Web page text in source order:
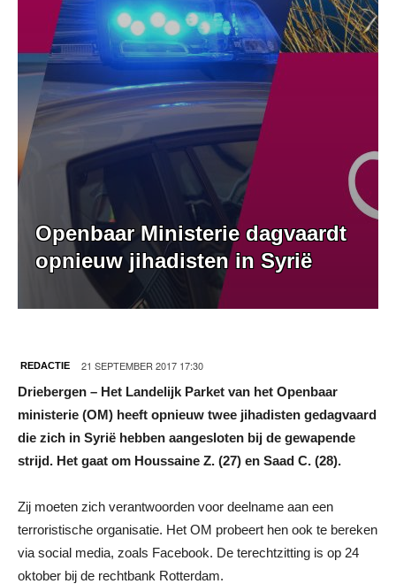
Openbaar Ministerie dagvaardt
opnieuw jihadisten in Syrië
REDACTIE 21 SEPTEMBER 2017 17:30
Driebergen – Het Landelijk Parket van het Openbaar
ministerie (OM) heeft opnieuw twee jihadisten gedagvaard
die zich in Syrië hebben aangesloten bij de gewapende
strijd. Het gaat om Houssaine Z. (27) en Saad C. (28).
Zij moeten zich verantwoorden voor deelname aan een
terroristische organisatie. Het OM probeert hen ook te bereken
via social media, zoals Facebook. De terechtzitting is op 24
oktober bij de rechtbank Rotterdam.